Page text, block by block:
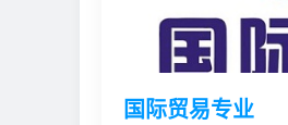
国际贸易专业